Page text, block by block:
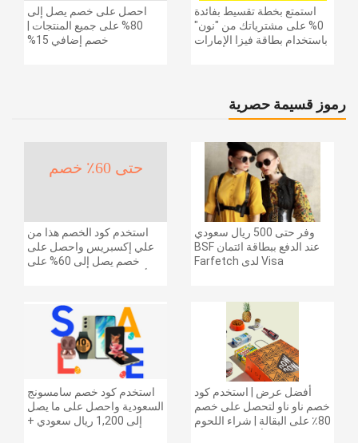
احصل على خصم يصل إلى
80% على جميع المنتجات |
خصم إضافي 15%
استمتع بخطة تقسيط بفائدة
0% على مشترياتك من "نون"
باستخدام بطاقة فيزا الإمارات
رموز قسيمة حصرية
حتى 60٪ خصم
استخدم كود الخصم هذا من
علي إكسبريس واحصل على
خصم يصل إلى 60% على
بقيمة 155 دولارًا أمريكيًا على
الطلبات التي تزيد قيمتها عن
1425 ريالًا سعوديًا | شحن مج
وفر حتى 500 ريال سعودي
عند الدفع ببطاقة ائتمان BSF
Visa لدى Farfetch
استخدم كود خصم سامسونج
السعودية واحصل على ما يصل
إلى 1,200 ريال سعودي +
أفضل عرض | استخدم كود
خصم ناو ناو لتحصل على خصم
80٪ على البقالة | شراء اللحوم